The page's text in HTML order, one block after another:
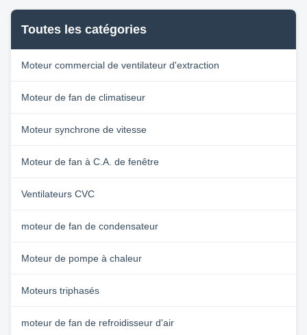
Toutes les catégories
Moteur commercial de ventilateur d'extraction
Moteur de fan de climatiseur
Moteur synchrone de vitesse
Moteur de fan à C.A. de fenêtre
Ventilateurs CVC
moteur de fan de condensateur
Moteur de pompe à chaleur
Moteurs triphasés
moteur de fan de refroidisseur d'air